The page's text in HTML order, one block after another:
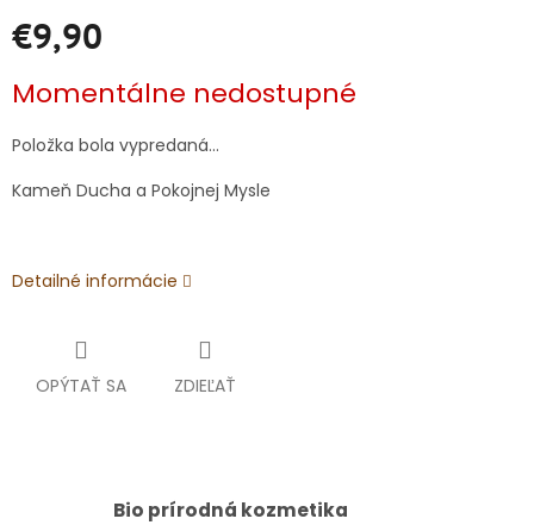
€9,90
cena:
Momentálne nedostupné
Položka bola vypredaná…
Kameň Ducha a Pokojnej Mysle
Detailné informácie
OPÝTAŤ SA ZDIEĽAŤ
Bio prírodná kozmetika